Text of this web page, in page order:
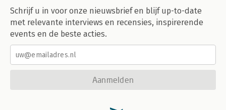
Schrijf u in voor onze nieuwsbrief en blijf up-to-date
met relevante interviews en recensies, inspirerende
events en de beste acties.
Aanmelden